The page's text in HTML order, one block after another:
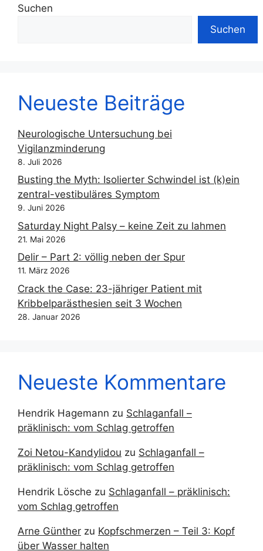
Suchen
Suchen
Neueste Beiträge
Neurologische Untersuchung bei
Vigilanzminderung
8. Juli 2026
Busting the Myth: Isolierter Schwindel ist (k)ein
zentral-vestibuläres Symptom
9. Juni 2026
Saturday Night Palsy – keine Zeit zu lahmen
21. Mai 2026
Delir – Part 2: völlig neben der Spur
11. März 2026
Crack the Case: 23-jähriger Patient mit
Kribbelparästhesien seit 3 Wochen
28. Januar 2026
Neueste Kommentare
Hendrik Hagemann zu Schlaganfall –
präklinisch: vom Schlag getroffen
Zoi Netou-Kandylidou zu Schlaganfall –
präklinisch: vom Schlag getroffen
Hendrik Lösche zu Schlaganfall – präklinisch:
vom Schlag getroffen
Arne Günther zu Kopfschmerzen – Teil 3: Kopf
über Wasser halten